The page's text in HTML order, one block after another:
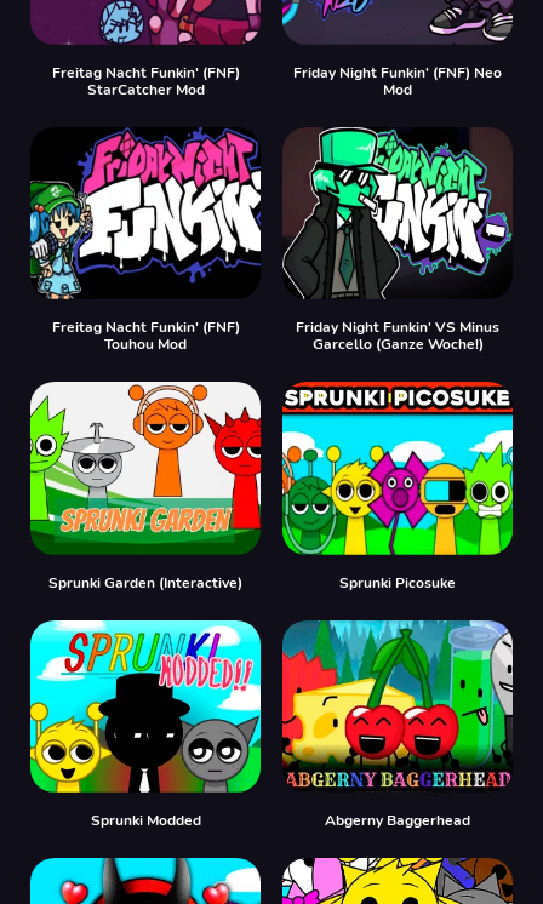
Freitag Nacht Funkin' (FNF)
StarCatcher Mod
Friday Night Funkin' (FNF) Neo
Mod
Freitag Nacht Funkin' (FNF)
Touhou Mod
Friday Night Funkin' VS Minus
Garcello (Ganze Woche!)
Sprunki Garden (Interactive) Sprunki Picosuke
Sprunki Modded Abgerny Baggerhead